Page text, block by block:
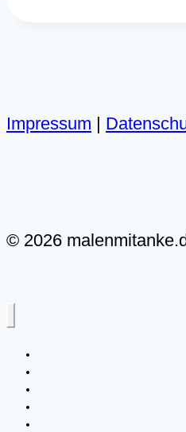
Impressum |
© 2026